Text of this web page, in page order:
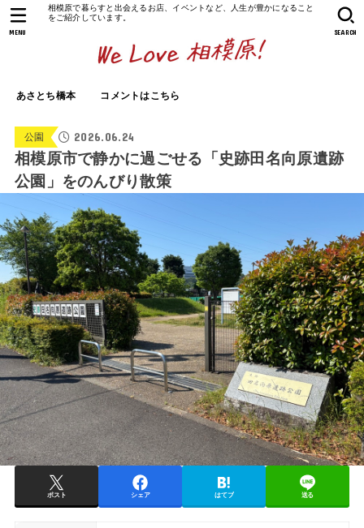
相模原で暮らすと出会えるお店、イベントなど、人生が豊かになること
をご紹介しています。
あさとち橋本 コメントはこちら
SEARCH
MENU
公園 2026.06.24
相模原市で静かに過ごせる「史跡田名向原遺跡
公園」をのんびり散策
ポスト シェア はてブ 送る